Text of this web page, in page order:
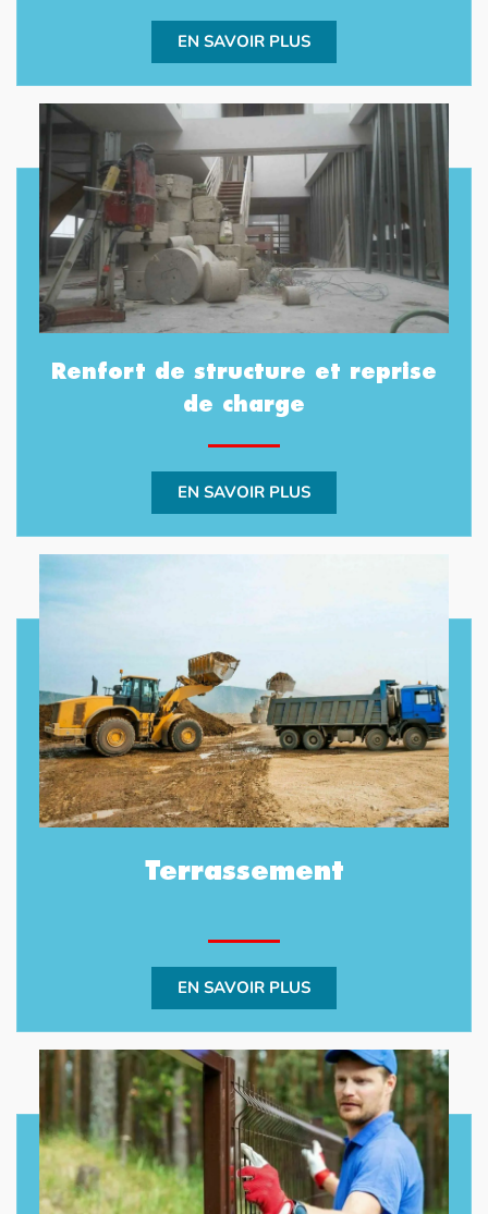
EN SAVOIR PLUS
Renfort de structure et reprise
de charge
EN SAVOIR PLUS
Terrassement
EN SAVOIR PLUS